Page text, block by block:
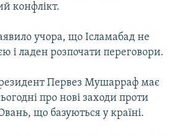
конфлікт.
учора, що Ісламабад не
і ладен розпочати переговори.
Первез Мушарраф має
про нові заходи проти
що базуються у країні.